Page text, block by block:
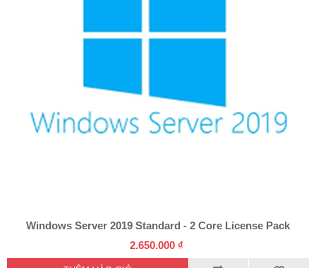
Windows Server 2019 Standard - 2 Core License Pack
2.650.000 ₫